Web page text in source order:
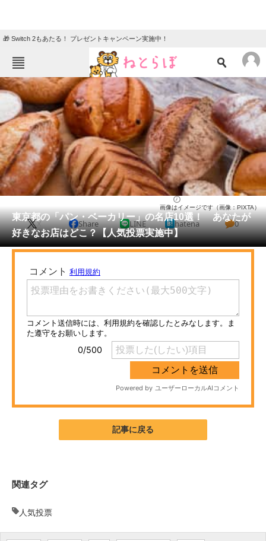
🎁 Switch 2もあたる！ プレゼントキャンペーン実施中！
ねとらぼメニュー
TOP ニュース
エンタメ クイズ
グルメ 地域
住まい 教育・育児
動物 リサーチ
会員記事
メディア
ITの今と未来を見通す
スマホと通信の最新トレンド
進化するPCとデバイスの未来
AI活用のいまが分かる
東京都の「パン・ベーカリー」の名店10選！ あなたが
好きなお店はどこ？【人気投票実施中】
画像はイメージです（画像：PIXTA）
X Share LINE hatena 0
記事に戻る
関連タグ
人気投票